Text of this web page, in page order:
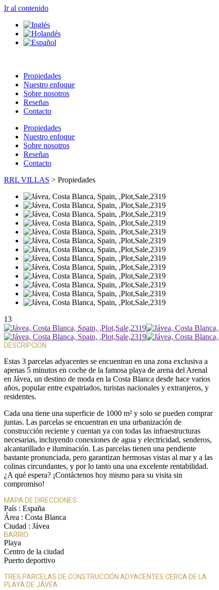
Ir al contenido
Propiedades
Nuestro enfoque
Sobre nosotros
Reseñas
Contacto
Propiedades
Nuestro enfoque
Sobre nosotros
Reseñas
Contacto
RRL VILLAS > Propiedades
13
DESCRIPCIÓN
Estas 3 parcelas adyacentes se encuentran en una zona exclusiva a
apenas 5 minutos en coche de la famosa playa de arena del Arenal
en Jávea, un destino de moda en la Costa Blanca desde hace varios
años, popular entre expatriados, turistas nacionales y extranjeros, y
residentes.
Cada una tiene una superficie de 1000 m² y solo se pueden comprar
juntas. Las parcelas se encuentran en una urbanización de
construcción reciente y cuentan ya con todas las infraestructuras
necesarias, incluyendo conexiones de agua y electricidad, senderos,
alcantarillado e iluminación. Las parcelas tienen una pendiente
bastante pronunciada, pero garantizan hermosas vistas al mar y a las
colinas circundantes, y por lo tanto una una excelente rentabilidad.
¿A qué espera? ¡Contáctenos hoy mismo para su visita sin
compromiso!
MAPA DE DIRECCIONES
País : España
Área : Costa Blanca
Ciudad : Jávea
BARRIO
Playa
Centro de la ciudad
Puerto deportivo
TRES PARCELAS DE CONSTRUCCIÓN ADYACENTES CERCA DE LA
PLAYA DE JÁVEA